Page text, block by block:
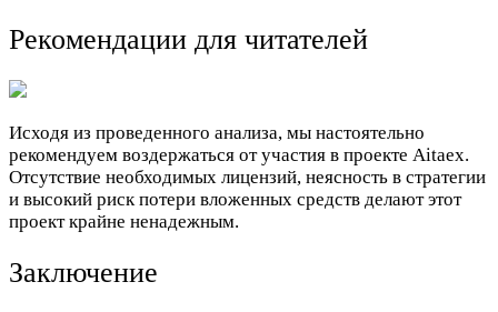
Рекомендации для читателей
Исходя из проведенного анализа, мы настоятельно
рекомендуем воздержаться от участия в проекте Aitaex.
Отсутствие необходимых лицензий, неясность в стратегии
и высокий риск потери вложенных средств делают этот
проект крайне ненадежным.
Заключение